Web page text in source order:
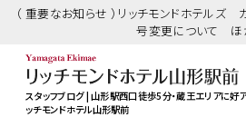
（ 重要なお知らせ ）リッチモンドホテルズ
号変更について ほ
スタッフブログ | 山形駅西口徒歩5分・蔵王エリアに好ア
ッチモンドホテル山形駅前